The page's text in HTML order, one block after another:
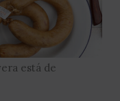
está de